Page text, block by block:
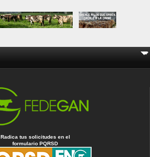
Radica tus solicitudes en el
formulario PQRSD